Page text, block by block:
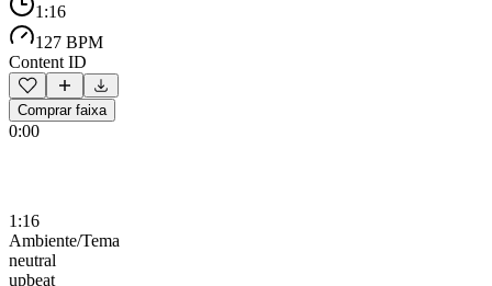
1:16
127 BPM
Content ID
Comprar faixa
0:00
1:16
Ambiente/Tema
neutral
upbeat